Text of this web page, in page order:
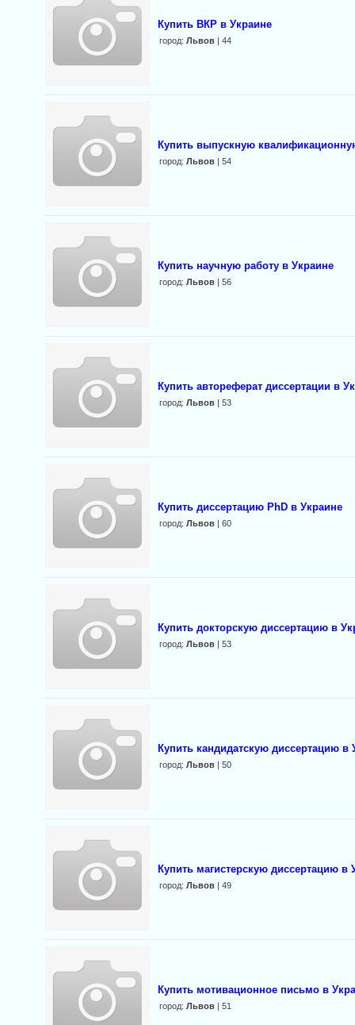
Купить ВКР в Украине
город:Львов | 44
Купить выпускную
город:Львов | 54
Купить научную работу в Украине
город:Львов | 56
Купить автореферат диссертации в
город:Львов | 53
Купить диссертацию PhD в Украине
город:Львов | 60
Купить докторскую диссертацию в
город:Львов | 53
Купить кандидатскую диссертацию в
город:Львов | 50
Купить магистерскую диссертацию в
город:Львов | 49
Купить мотивационное письмо в
город:Львов | 51